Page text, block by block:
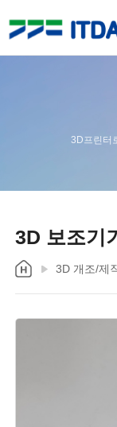
3D프린터
3D 보조기
3D 개조/제